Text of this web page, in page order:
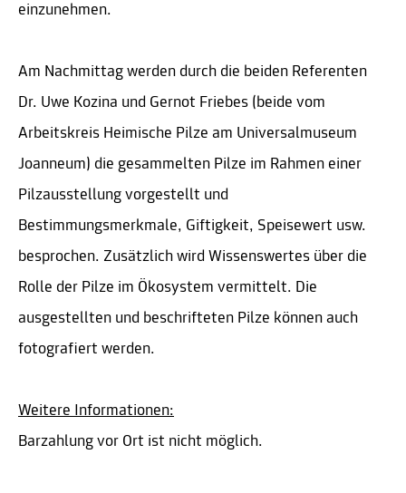
einzunehmen.
Am Nachmittag werden durch die beiden Referenten
Dr. Uwe Kozina und Gernot Friebes (beide vom
Arbeitskreis Heimische Pilze am Universalmuseum
Joanneum) die gesammelten Pilze im Rahmen einer
Pilzausstellung vorgestellt und
Bestimmungsmerkmale, Giftigkeit, Speisewert usw.
besprochen. Zusätzlich wird Wissenswertes über die
Rolle der Pilze im Ökosystem vermittelt. Die
ausgestellten und beschrifteten Pilze können auch
fotografiert werden.
Weitere Informationen:
Barzahlung vor Ort ist nicht möglich.